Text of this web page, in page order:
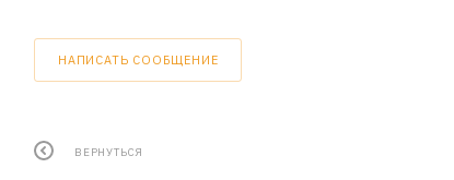
НАПИСАТЬ СООБЩЕНИЕ
ВЕРНУТЬСЯ